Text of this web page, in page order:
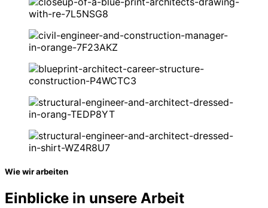
Wie wir arbeiten
Einblicke in unsere Arbeit